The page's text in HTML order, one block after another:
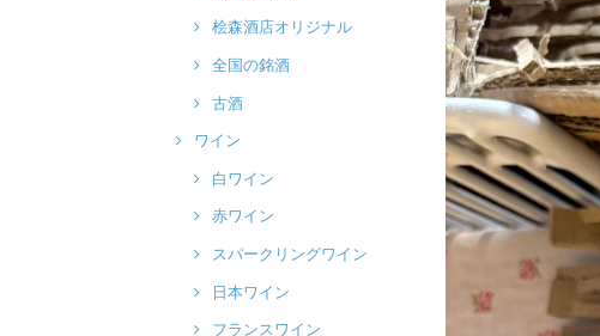
桧森酒店オリジナル
全国の銘酒
古酒
ワイン
白ワイン
赤ワイン
スパークリングワイン
日本ワイン
フランスワイン